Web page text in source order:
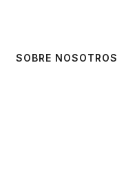
SOBRE NOSOTROS